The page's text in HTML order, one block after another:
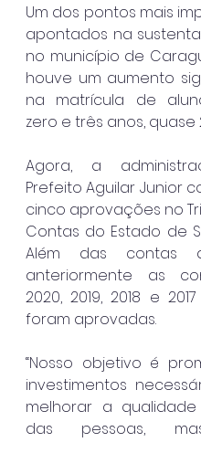
Um dos pontos mais
apontados na
no município de
houve um aumento
na matrícula de
zero e três anos, quase
Agora, a
Prefeito Aguilar Junior
cinco aprovações no
Contas do Estado de
Além das contas
anteriormente as
2020, 2019, 2018 e
foram aprovadas.
“Nosso objetivo é
investimentos
melhorar a
das pessoas,